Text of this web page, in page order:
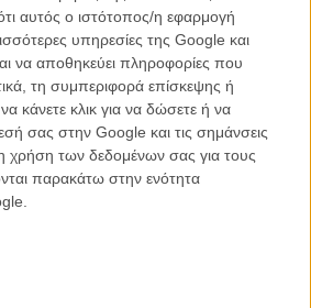
αυτός ο ιστότοπος/η εφαρμογή
υπηρεσίες της Google και
να αποθηκεύει πληροφορίες που
τη συμπεριφορά επίσκεψης ή
κάνετε κλικ για να δώσετε ή να
σας στην Google και τις σημάνσεις
χρήση των δεδομένων σας για τους
παρακάτω στην ενότητα
στην τρίτη, με το ποσό των 24 εκ.
θ' άφηνε στενοχωρημένο! Η Τζένιφερ
τα προηγούμενα δυο χρόνια, με
δολ. Από τη μια πλευρά, η Τζένιφερ
τις ταινίες της (σαν το επερχόμενο «The
με εταιρίες σαν την Emirates
την Aveeno. Αντίστοιχα, η Τζένιφερ
κάποια ταινία με τεράστιο budget, παρά
«Mother!»
του Ντάρεν Αρονόφσκι,
συμφωνία της με τον οίκο Dior.